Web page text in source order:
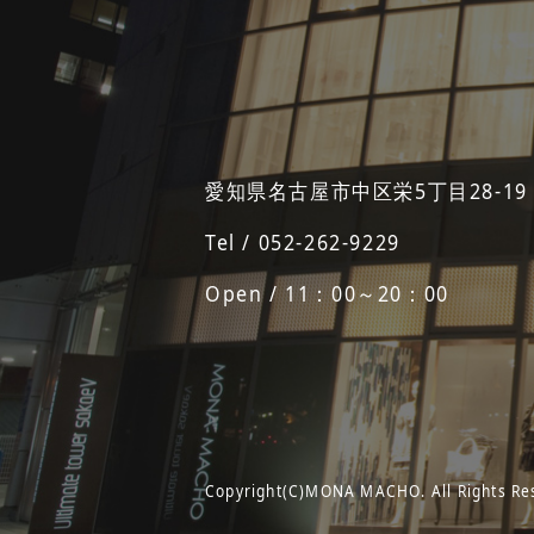
愛知県名古屋市中区栄5丁目28-
Tel / 052-262-9229
Open / 11：00～20：00
Copyright(C)MONA MACHO. All Rights